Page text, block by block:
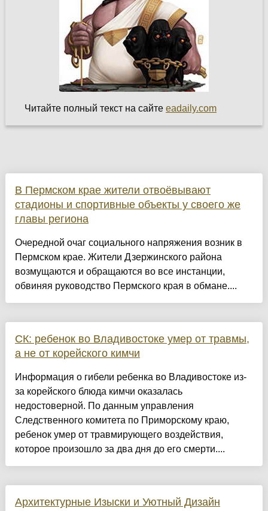
Читайте полный текст на сайте eadaily.com
В Пермском крае жители отвоёвывают
стадионы и спортивные объекты у своего же
главы региона
Очередной очаг социального напряжения возник в
Пермском крае. Жители Дзержинского района
возмущаются и обращаются во все инстанции,
обвиняя руководство Пермского края в обмане....
СК: ребенок во Владивостоке умер от травмы,
а не от корейского кимчи
Информация о гибели ребенка во Владивостоке из-
за корейского блюда кимчи оказалась
недостоверной. По данным управления
Следственного комитета по Приморскому краю,
ребенок умер от травмирующего воздействия,
которое произошло за два дня до его смерти....
Архитектурные Изыски и Уютный Дизайн